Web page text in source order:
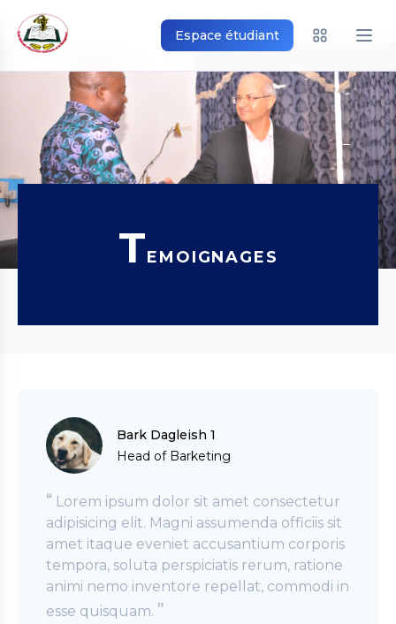
TEMOIGNAGES
Espace étudiant
Bark Dagleish 1
Head of Barketing
“ Lorem ipsum dolor sit amet consectetur
adipisicing elit. Magni assumenda officiis sit
amet itaque eveniet accusantium corporis
tempora, soluta perspiciatis rerum, ratione
animi nemo inventore repellat, commodi in
esse quisquam. ”